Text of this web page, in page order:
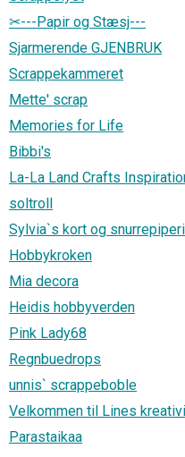
✂---Papir og Stæsj---
Sjarmerende GJENBRUK
Scrappekammeret
Mette' scrap
Memories for Life
Bibbi's
La-La Land Crafts
soltroll
Sylvia`s kort og
Hobbykroken
Mia decora
Heidis hobbyverden
Pink Lady68
Regnbuedrops
unnis` scrappeboble
Velkommen til Lines
Parastaikaa